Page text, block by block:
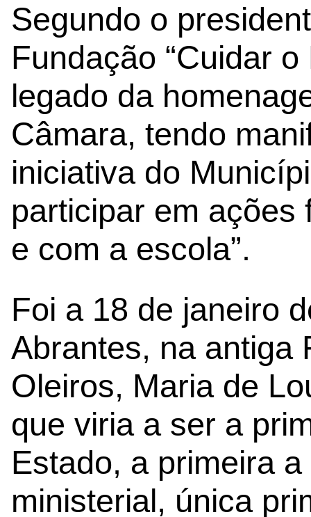
Segundo o
Fundação “Cuidar
legado da
Câmara, tendo
iniciativa do
participar em ações
e com a escola”.
Foi a 18 de janeiro
Abrantes, na antiga
Oleiros, Maria de
que viria a ser a
Estado, a primeira
ministerial, única